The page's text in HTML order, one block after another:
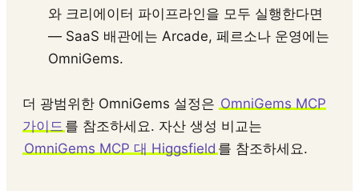
와 크리에이터 파이프라인을 모두 실행한다면
— SaaS 배관에는 Arcade, 페르소나 운영에는
OmniGems.
더 광범위한 OmniGems 설정은 OmniGems MCP
가이드를 참조하세요. 자산 생성 비교는
OmniGems MCP 대 Higgsfield를 참조하세요.